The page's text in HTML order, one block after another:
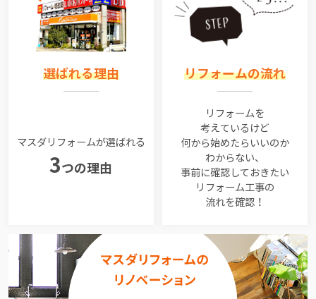
選ばれる理由
マスダリフォームが選ばれる
3つの理由
リフォームの流れ
リフォームを
考えているけど
何から始めたらいいのか
わからない、
事前に確認しておきたい
リフォーム工事の
流れを確認！